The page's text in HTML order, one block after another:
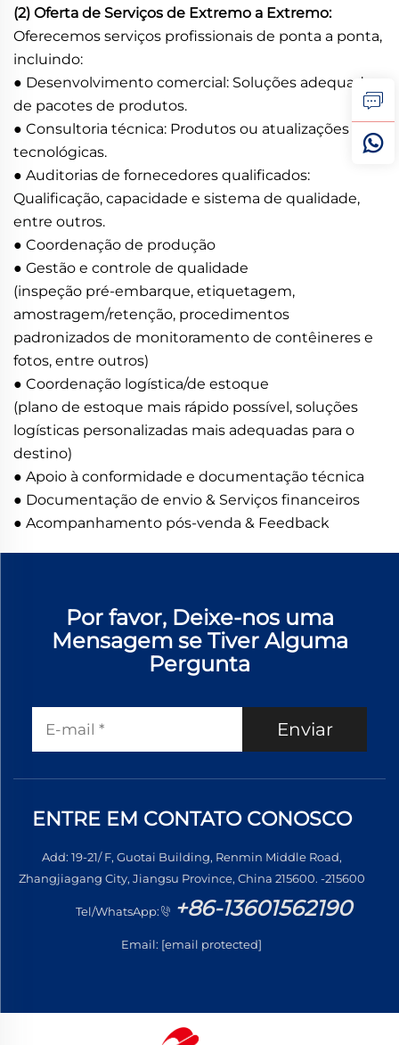
(2) Oferta de Serviços de Extremo a Extremo:
Oferecemos serviços profissionais de ponta a ponta,
incluindo:
● Desenvolvimento comercial: Soluções adequadas
de pacotes de produtos.
● Consultoria técnica: Produtos ou atualizações
tecnológicas.
● Auditorias de fornecedores qualificados:
Qualificação, capacidade e sistema de qualidade,
entre outros.
● Coordenação de produção
● Gestão e controle de qualidade
(inspeção pré-embarque, etiquetagem,
amostragem/retenção, procedimentos
padronizados de monitoramento de contêineres e
fotos, entre outros)
● Coordenação logística/de estoque
(plano de estoque mais rápido possível, soluções
logísticas personalizadas mais adequadas para o
destino)
● Apoio à conformidade e documentação técnica
● Documentação de envio & Serviços financeiros
● Acompanhamento pós-venda & Feedback
Por favor, Deixe-nos uma
Mensagem se Tiver Alguma
Pergunta
Enviar
ENTRE EM CONTATO CONOSCO
Add: 19-21/ F, Guotai Building, Renmin Middle Road,
Zhangjiagang City, Jiangsu Province, China 215600. -215600
Tel/WhatsApp: +86-13601562190
Email: [email protected]